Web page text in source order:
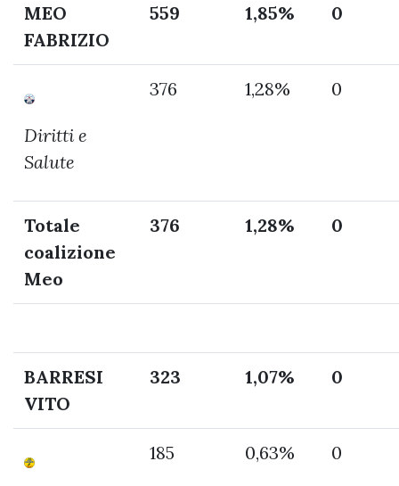
MEO
FABRIZIO
559 1,85% 0
Diritti e
Salute
376 1,28% 0
Totale
coalizione
Meo
376 1,28% 0
BARRESI
VITO
323 1,07% 0
185 0,63% 0